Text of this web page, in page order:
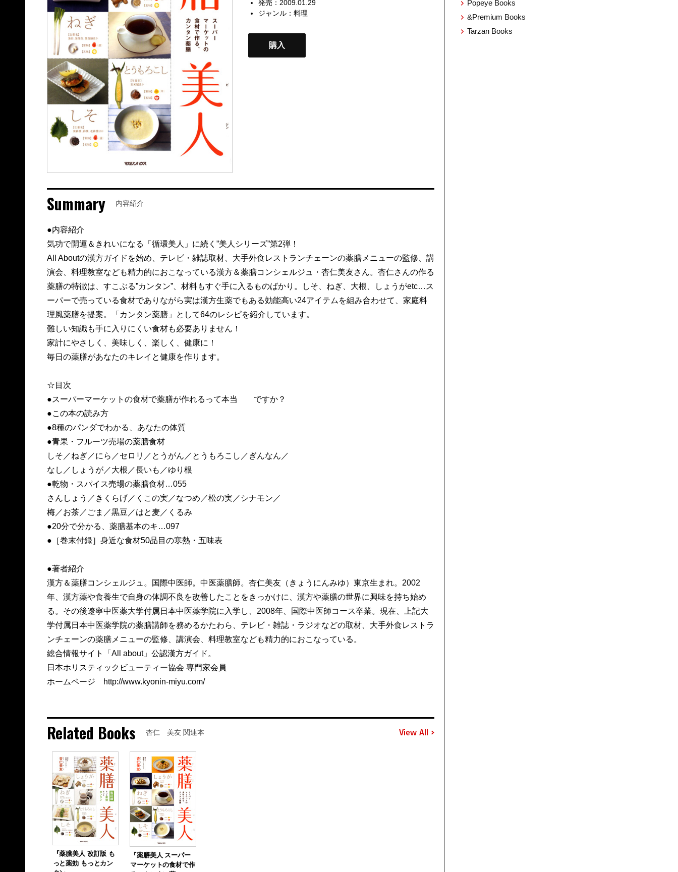
発売：2009.01.29
ジャンル： 料理
購入
Summary 内容紹介
●内容紹介
気功で開運＆きれいになる「循環美人」に続く”美人シリーズ”第2弾！
All Aboutの漢方ガイドを始め、テレビ・雑誌取材、大手外食レストランチェーンの薬膳メニューの監修、講
演会、料理教室なども精力的におこなっている漢方＆薬膳コンシェルジュ・杏仁美友さん。杏仁さんの作る
薬膳の特徴は、すこぶる”カンタン”、材料もすぐ手に入るものばかり。しそ、ねぎ、大根、しょうがetc…ス
ーパーで売っている食材でありながら実は漢方生薬でもある効能高い24アイテムを組み合わせて、家庭料
理風薬膳を提案。「カンタン薬膳」として64のレシピを紹介しています。
難しい知識も手に入りにくい食材も必要ありません！
家計にやさしく、美味しく、楽しく、健康に！
毎日の薬膳があなたのキレイと健康を作ります。
☆目次
●スーパーマーケットの食材で薬膳が作れるって本当 ですか？
●この本の読み方
●8種のパンダでわかる、あなたの体質
●青果・フルーツ売場の薬膳食材
しそ／ねぎ／にら／セロリ／とうがん／とうもろこし／ぎんなん／
なし／しょうが／大根／長いも／ゆり根
●乾物・スパイス売場の薬膳食材…055
さんしょう／きくらげ／くこの実／なつめ／松の実／シナモン／
梅／お茶／ごま／黒豆／はと麦／くるみ
●20分で分かる、薬膳基本のキ…097
●［巻末付録］身近な食材50品目の寒熱・五味表
●著者紹介
漢方＆薬膳コンシェルジュ。国際中医師。中医薬膳師。杏仁美友（きょうにんみゆ）東京生まれ。2002
年、漢方薬や食養生で自身の体調不良を改善したことをきっかけに、漢方や薬膳の世界に興味を持ち始め
る。その後遼寧中医薬大学付属日本中医薬学院に入学し、2008年、国際中医師コース卒業。現在、上記大
学付属日本中医薬学院の薬膳講師を務めるかたわら、テレビ・雑誌・ラジオなどの取材、大手外食レストラ
ンチェーンの薬膳メニューの監修、講演会、料理教室なども精力的におこなっている。
総合情報サイト「All about」公認漢方ガイド。
日本ホリスティックビューティー協会 専門家会員
ホームページ http://www.kyonin-miyu.com/
Related Books 杏仁 美友 関連本 View All
『薬膳美人 改訂版 も
っと薬効 もっとカン
『薬膳美人 スーパー
マーケットの食材で作
Popeye Books
&Premium Books
Tarzan Books